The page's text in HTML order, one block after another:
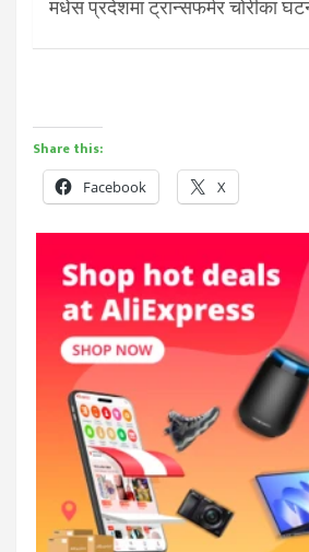
मधेस प्रदेशमा ट्रान्सफर्मर चोरीका
Share this:
Facebook X